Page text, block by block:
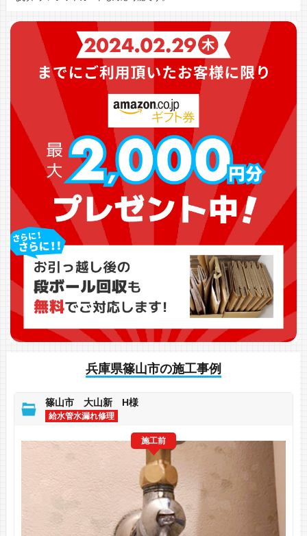
兵庫県篠山市の施工事例
篠山市 大山新 H様
給水管水漏れ修理
施工前